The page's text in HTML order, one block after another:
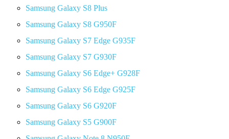
Samsung Galaxy S8 Plus
Samsung Galaxy S8 G950F
Samsung Galaxy S7 Edge G935F
Samsung Galaxy S7 G930F
Samsung Galaxy S6 Edge+ G928F
Samsung Galaxy S6 Edge G925F
Samsung Galaxy S6 G920F
Samsung Galaxy S5 G900F